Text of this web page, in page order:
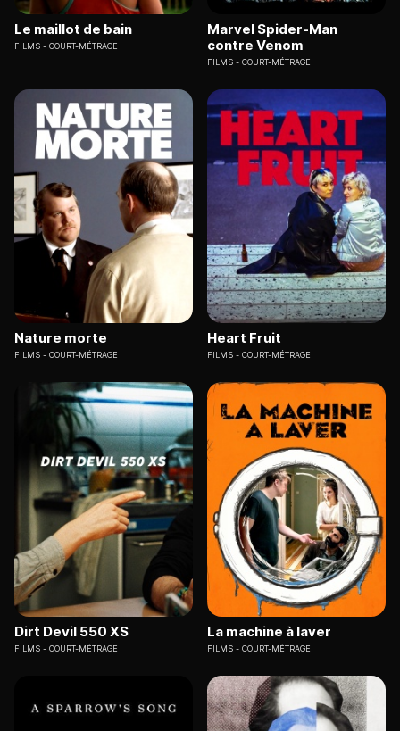
Le maillot de bain
FILMS COURT-MÉTRAGE
Marvel Spider-Man
contre Venom
FILMS COURT-MÉTRAGE
Nature morte
FILMS COURT-MÉTRAGE
Heart Fruit
FILMS COURT-MÉTRAGE
Dirt Devil 550 XS
FILMS COURT-MÉTRAGE
La machine à laver
FILMS COURT-MÉTRAGE